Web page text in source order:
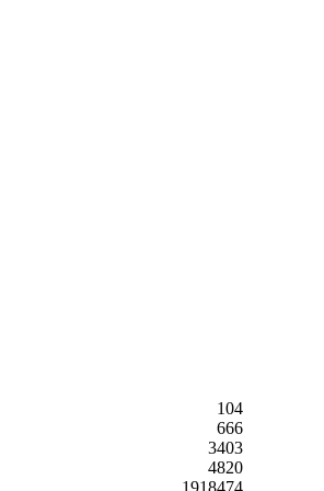
104
666
3403
4820